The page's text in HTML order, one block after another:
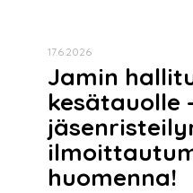
17.6.2026
Jamin
kesätauolle
huomenna!